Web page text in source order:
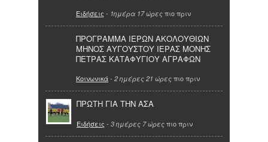
Ειδήσεις - 1ημέρα 17 ώρες πιο πριν
ΠΡΟΓΡΑΜΜΑ ΙΕΡΩΝ ΑΚΟΛΟΥΘΙΩΝ
ΜΗΝΟΣ ΑΥΓΟΥΣΤΟΥ ΙΕΡΑΣ ΜΟΝΗΣ
ΠΕΤΡΑΣ ΚΑΤΑΦΥΓΙΟΥ ΑΓΡΑΦΩΝ
Κοινωνικά- 2 ημέρες 21 ώρες πιο πριν
ΠΡΩΤΗ ΓΙΑ ΤΗΝ ΑΣΑ
Ειδήσεις - 3 ημέρες 7 ώρες πιο πριν